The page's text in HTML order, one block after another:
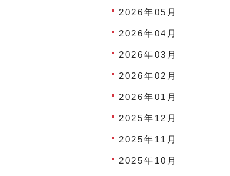
2026年05月
2026年04月
2026年03月
2026年02月
2026年01月
2025年12月
2025年11月
2025年10月